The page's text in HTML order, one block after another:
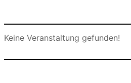
Keine Veranstaltung gefunden!